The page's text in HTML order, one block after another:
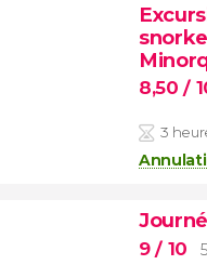
8,50/
3
9/ 10